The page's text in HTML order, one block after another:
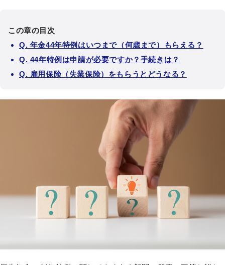
この章の目次
Q. 年金44年特例はいつまで（何歳まで）もらえる？
Q. 44年特例は申請が必要ですか？手続きは？
Q. 雇用保険（失業保険）をもらうとどうなる？